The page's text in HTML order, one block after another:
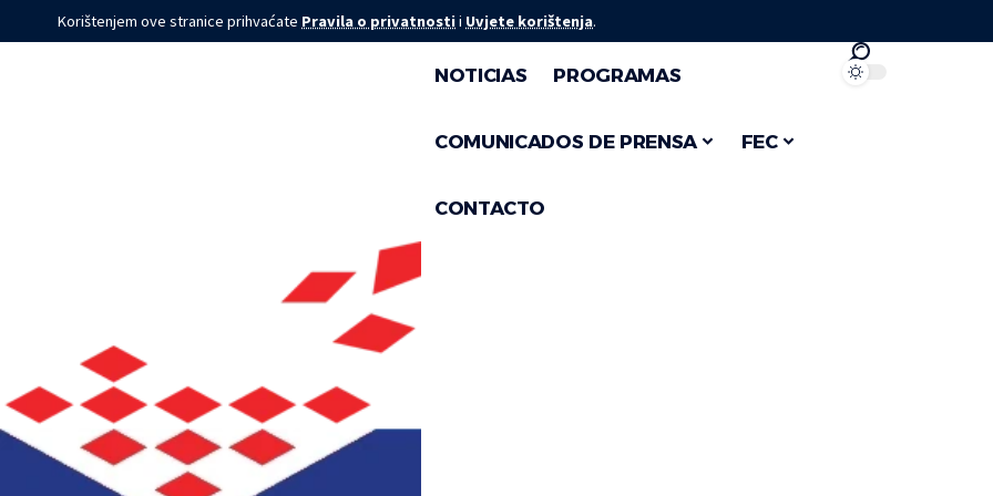
Korištenjem ove stranice prihvaćate Pravila o privatnostii Uvjete korištenja.
NOTICIAS PROGRAMAS
COMUNICADOS DE PRENSA FEC
CONTACTO